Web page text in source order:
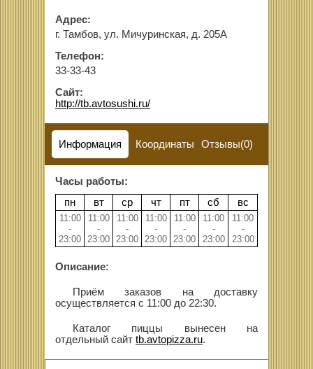
Адрес:
г. Тамбов, ул. Мичуринская, д. 205А
Телефон:
33-33-43
Сайт:
http://tb.avtosushi.ru/
Информация Координаты Отзывы(0)
Часы работы:
пн
вт ср чт пт сб вс
11:00
-
23:00
11:00
-
23:00
11:00
-
23:00
11:00
-
23:00
11:00
-
23:00
11:00
-
23:00
11:00
-
23:00
Описание:
Приём заказов на доставку
осуществляется с 11:00 до 22:30.
Каталог пиццы вынесен на
отдельный сайт tb.avtopizza.ru.